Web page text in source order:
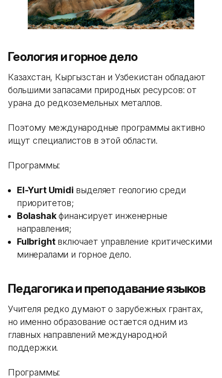
Геология и горное дело
Казахстан, Кыргызстан и Узбекистан обладают
большими запасами природных ресурсов: от
урана до редкоземельных металлов.
Поэтому международные программы активно
ищут специалистов в этой области.
Программы:
El-Yurt Umidi выделяет геологию среди
приоритетов;
Bolashakфинансирует инженерные
направления;
Fulbrightвключает управление критическими
минералами и горное дело.
Педагогика и преподавание языков
Учителя редко думают о зарубежных грантах,
но именно образование остается одним из
главных направлений международной
поддержки.
Программы: